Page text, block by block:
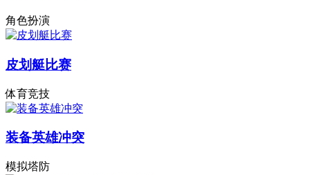
角色扮演
皮划艇比赛
体育竞技
装备英雄冲突
模拟塔防